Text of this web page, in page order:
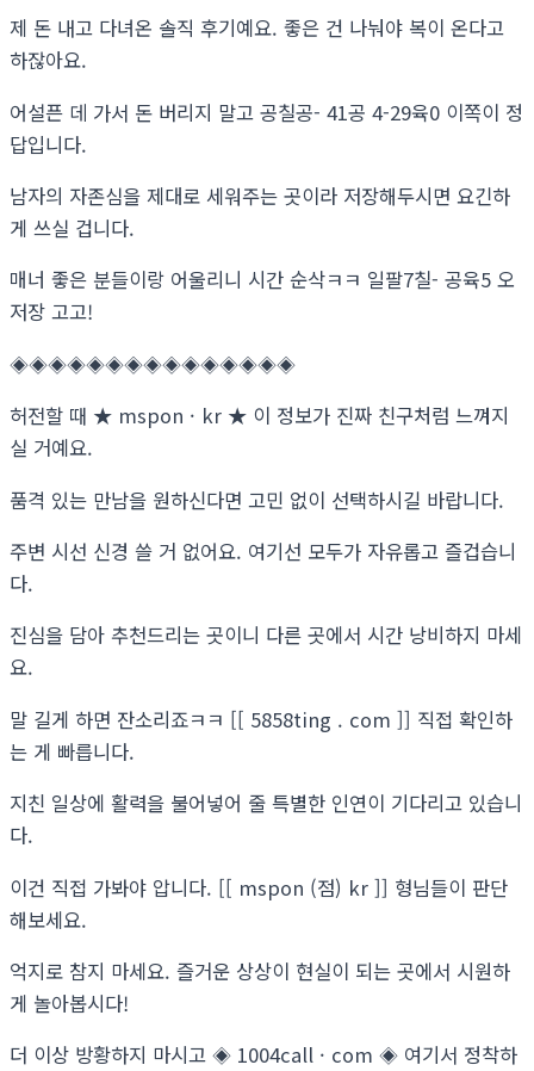
제 돈 내고 다녀온 솔직 후기예요. 좋은 건 나눠야 복이 온다고
하잖아요.
어설픈 데 가서 돈 버리지 말고 공칠공- 41공 4-29육0 이쪽이 정
답입니다.
남자의 자존심을 제대로 세워주는 곳이라 저장해두시면 요긴하
게 쓰실 겁니다.
매너 좋은 분들이랑 어울리니 시간 순삭ㅋㅋ 일팔7칠- 공육5 오
저장 고고!
◈◈◈◈◈◈◈◈◈◈◈◈◈◈◈
허전할 때 ★ mspon · kr ★ 이 정보가 진짜 친구처럼 느껴지
실 거예요.
품격 있는 만남을 원하신다면 고민 없이 선택하시길 바랍니다.
주변 시선 신경 쓸 거 없어요. 여기선 모두가 자유롭고 즐겁습니
다.
진심을 담아 추천드리는 곳이니 다른 곳에서 시간 낭비하지 마세
요.
말 길게 하면 잔소리죠ㅋㅋ [[ 5858ting . com ]] 직접 확인하
는 게 빠릅니다.
지친 일상에 활력을 불어넣어 줄 특별한 인연이 기다리고 있습니
다.
이건 직접 가봐야 압니다. [[ mspon (점) kr ]] 형님들이 판단
해보세요.
억지로 참지 마세요. 즐거운 상상이 현실이 되는 곳에서 시원하
게 놀아봅시다!
더 이상 방황하지 마시고 ◈ 1004call · com ◈ 여기서 정착하